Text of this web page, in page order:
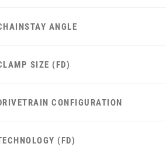
ANGLE
SIZE (FD)
CONFIGURATION
(FD)